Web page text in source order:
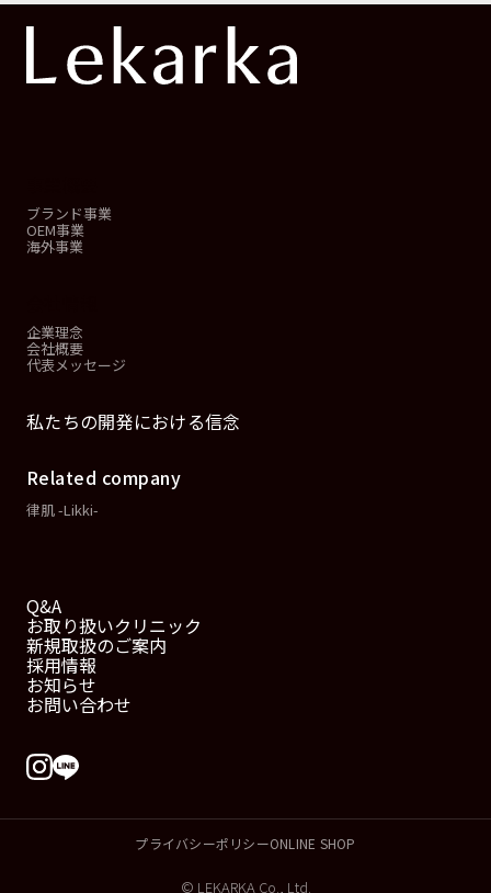
ブランド事業
OEM事業
海外事業
企業理念
会社概要
代表メッセージ
私たちの開発における信念
Related company
律肌 -Likki-
Q&A
お取り扱いクリニック
新規取扱のご案内
採用情報
お知らせ
お問い合わせ
プライバシーポリシーONLINE SHOP
© LEKARKA Co., Ltd.